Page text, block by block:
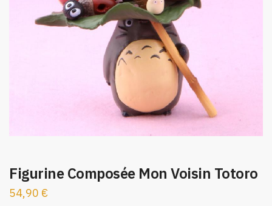
Figurine Composée Mon Voisin Totoro
54,90 €